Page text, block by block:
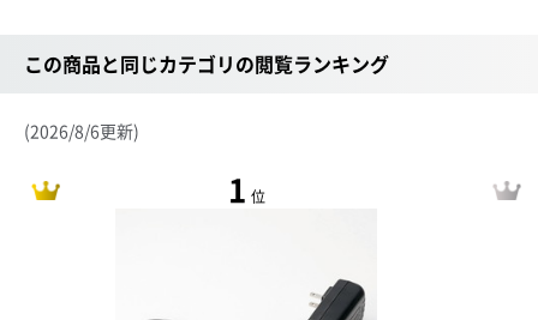
この商品と同じカテゴリの閲覧ランキング
(2026/8/6更新)
1 位